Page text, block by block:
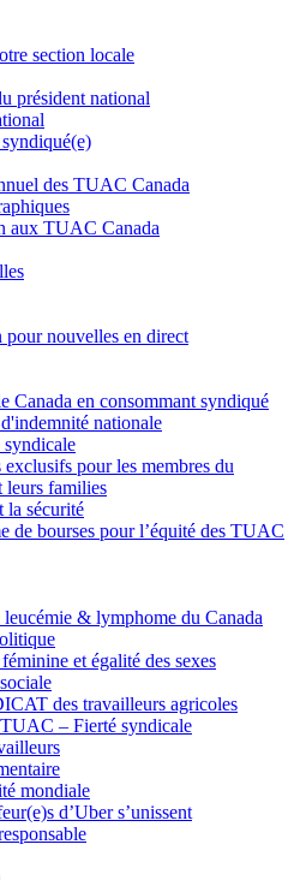
section locale
président national
des TUAC Canada
aux TUAC Canada
pour nouvelles en direct
Canada en consommant syndiqué
nationale
exclusifs pour les membres du
leurs families
la sécurité
de bourses pour l’équité des TUAC
leucémie & lymphome du Canada
et égalité des sexes
des travailleurs agricoles
– Fierté syndicale
mondiale
d’Uber s’unissent